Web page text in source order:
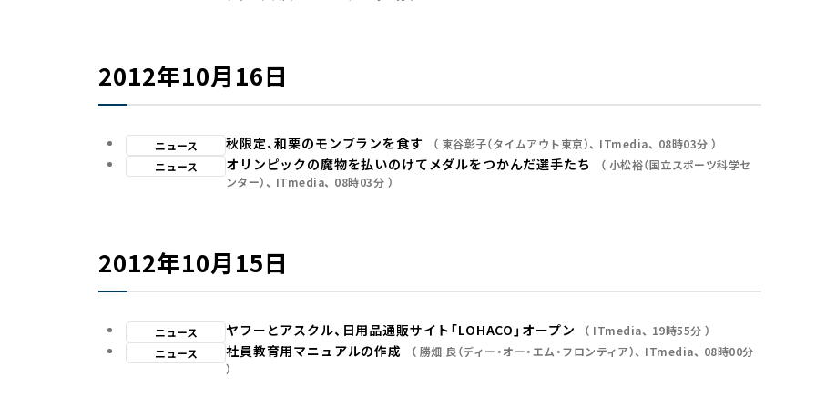
2012年10月16日
ニュース 秋限定、和栗のモンブランを食す 東谷彰子（タイムアウト東京） ITmedia
08時03分
ニュース
オリンピックの魔物を払いのけてメダルをつかんだ選手たち
小松裕（国立スポーツ科学セ
ンター）
ITmedia 08時03分
2012年10月15日
ニュース ヤフーとアスクル、日用品通販サイト「LOHACO」オープン ITmedia
19時55分
ニュース
社員教育用マニュアルの作成 勝畑 良（ディー・オー・エム・フロンティア） ITmedia 08時00分